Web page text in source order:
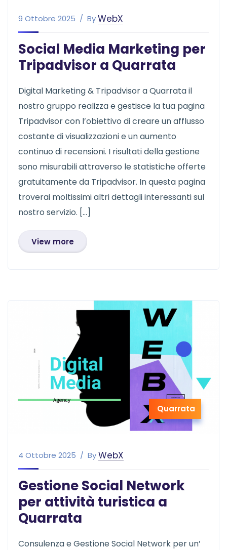
9 Ottobre 2025 ByWebX
Social Media Marketing per
Tripadvisor a Quarrata
Digital Marketing & Tripadvisor a Quarrata il
nostro gruppo realizza e gestisce la tua pagina
Tripadvisor con l’obiettivo di creare un afflusso
costante di visualizzazioni e un aumento
continuo di recensioni. I risultati della gestione
sono misurabili attraverso le statistiche offerte
gratuitamente da Tripadvisor. In questa pagina
troverai moltissimi altri dettagli interessanti sul
nostro servizio. […]
View more
Quarrata
4 Ottobre 2025 ByWebX
Gestione Social Network
per attività turistica a
Quarrata
Consulenza e Gestione Social Network per un’